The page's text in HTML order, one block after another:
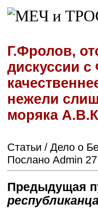
Г.Фролов,
дискуссии
нежели
моряка
Статьи / Дело о
Послано Admin
Предыдущая